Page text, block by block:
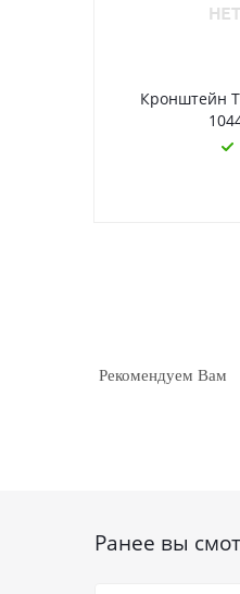
Кронштейн
Рекомендуем Вам
Ранее вы